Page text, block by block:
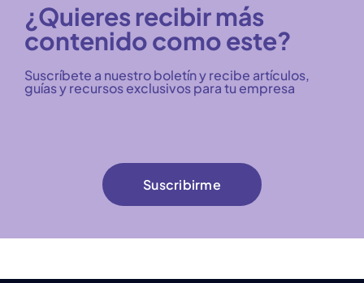
¿Quieres recibir más
contenido como este?
Suscríbete a nuestro boletín y recibe artículos,
guías y recursos exclusivos para tu empresa
Suscribirme